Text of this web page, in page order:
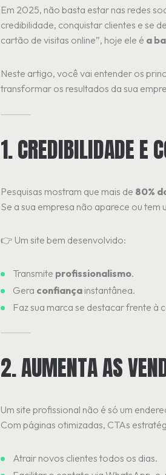
Em 2025, não basta estar nas redes
credibilidade, conquistar clientes e se
cartão de visitas online”, hoje ele é a
Neste artigo, você vai entender os
transformar os resultados da sua
1. CREDIBILIDADE E
Pesquisas mostram que mais de 80%
Se a sua empresa não aparece ou
👉 Um site bem desenvolvido:
Transmite profissionalismo.
Gera confiança instantânea.
Faz sua marca se destacar frente à
2. AUMENTA AS
Um site profissional não é só um
Com páginas otimizadas, CTAs
Atrair novos clientes todos os dias.